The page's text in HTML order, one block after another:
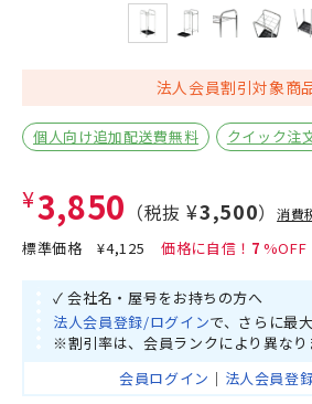
法人会員割引対象商
個人向け追加配送費無料 クイック注
¥3,850 （税抜 ¥3,500）消費
標準価格¥4,125 7
✓ 会社名・屋号をお持ちの方へ
法人会員登録/ログインで、さらに最
※割引率は、会員ランクにより異なり
会員ログイン ｜ 法人会員登